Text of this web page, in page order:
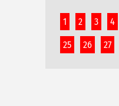
1 2 3 4
25 26 27